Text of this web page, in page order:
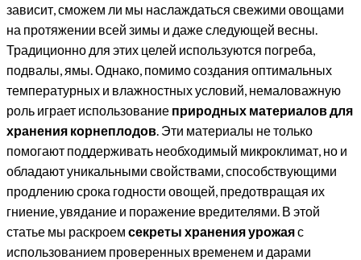
зависит, сможем ли мы наслаждаться свежими овощами
на протяжении всей зимы и даже следующей весны.
Традиционно для этих целей используются погреба,
подвалы, ямы. Однако, помимо создания оптимальных
температурных и влажностных условий, немаловажную
роль играет использование природных материалов для
хранения корнеплодов. Эти материалы не только
помогают поддерживать необходимый микроклимат, но и
обладают уникальными свойствами, способствующими
продлению срока годности овощей, предотвращая их
гниение, увядание и поражение вредителями. В этой
статье мы раскроем секреты хранения урожаяс
использованием проверенных временем и дарами